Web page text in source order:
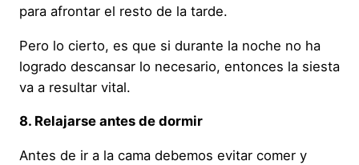
para afrontar el resto de la tarde.
Pero lo cierto, es que si durante la noche no ha
logrado descansar lo necesario, entonces la siesta
va a resultar vital.
8. Relajarse antes de dormir
Antes de ir a la cama debemos evitar comer y